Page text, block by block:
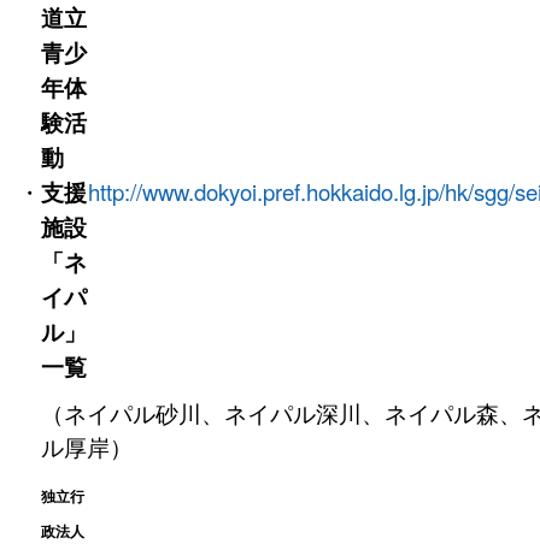
・
道立
青少
年体
験活
動
支援
施設
「ネ
イパ
ル」
一覧
http://www.dokyoi.pref.hokkaido.lg.jp/hk/sgg/
（ネイパル砂川、ネイパル深川、ネイパル森
ル厚岸）
独立行
政法人